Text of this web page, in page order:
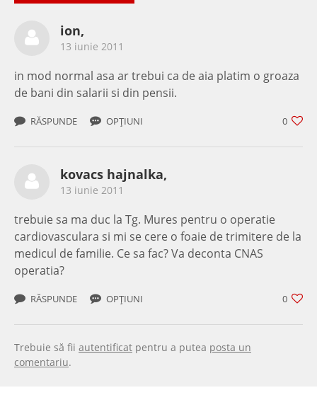
ion,
13 iunie 2011
in mod normal asa ar trebui ca de aia platim o groaza
de bani din salarii si din pensii.
0
RĂSPUNDE OPȚIUNI
kovacs hajnalka,
13 iunie 2011
trebuie sa ma duc la Tg. Mures pentru o operatie
cardiovasculara si mi se cere o foaie de trimitere de la
medicul de familie. Ce sa fac? Va deconta CNAS
operatia?
0
RĂSPUNDE OPȚIUNI
Trebuie să fii autentificat pentru a putea posta un
comentariu.